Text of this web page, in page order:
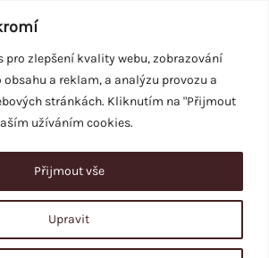
pro zlepšení kvality webu, zobrazování
a reklam, a analýzu provozu a
stránkách. Kliknutím na "Přijmout
užíváním cookies.
Upravit
Přijmout vše